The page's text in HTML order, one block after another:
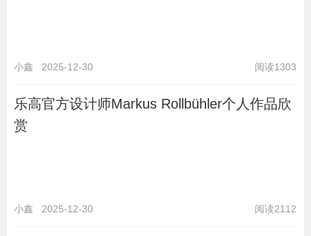
小鑫 2025-12-30 阅读1303
乐高官方设计师Markus Rollbühler个人作品欣
赏
小鑫 2025-12-30 阅读2112